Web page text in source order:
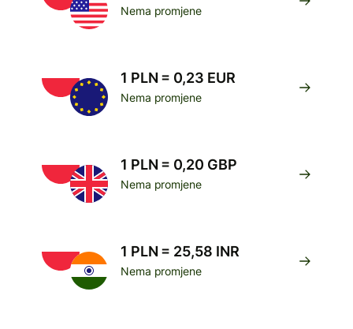
Nema promjene
1 PLN = 0,23 EUR
Nema promjene
1 PLN = 0,20 GBP
Nema promjene
1 PLN = 25,58 INR
Nema promjene